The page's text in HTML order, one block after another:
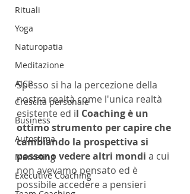
Rituali
Yoga
Naturopatia
Meditazione
AICP
Crescita personale
Business
Autostima
Marketing
Executive Coaching
Spesso si ha la percezione della
nostra realtà come l'unica realtà
esistente ed il Coaching è un
ottimo strumento per capire che
cambiando la prospettiva si
possono vedere altri mondi a cui
non avevamo pensato ed è
possibile accedere a pensieri